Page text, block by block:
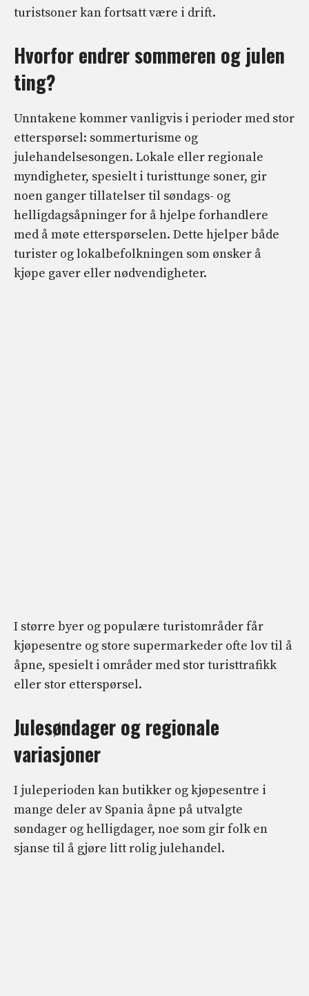
turistsoner kan fortsatt være i drift.
Hvorfor endrer sommeren og julen
ting?
Unntakene kommer vanligvis i perioder med stor
etterspørsel: sommerturisme og
julehandelsesongen. Lokale eller regionale
myndigheter, spesielt i turisttunge soner, gir
noen ganger tillatelser til søndags- og
helligdagsåpninger for å hjelpe forhandlere
med å møte etterspørselen. Dette hjelper både
turister og lokalbefolkningen som ønsker å
kjøpe gaver eller nødvendigheter.
I større byer og populære turistområder får
kjøpesentre og store supermarkeder ofte lov til å
åpne, spesielt i områder med stor turisttrafikk
eller stor etterspørsel.
Julesøndager og regionale
variasjoner
I juleperioden kan butikker og kjøpesentre i
mange deler av Spania åpne på utvalgte
søndager og helligdager, noe som gir folk en
sjanse til å gjøre litt rolig julehandel.